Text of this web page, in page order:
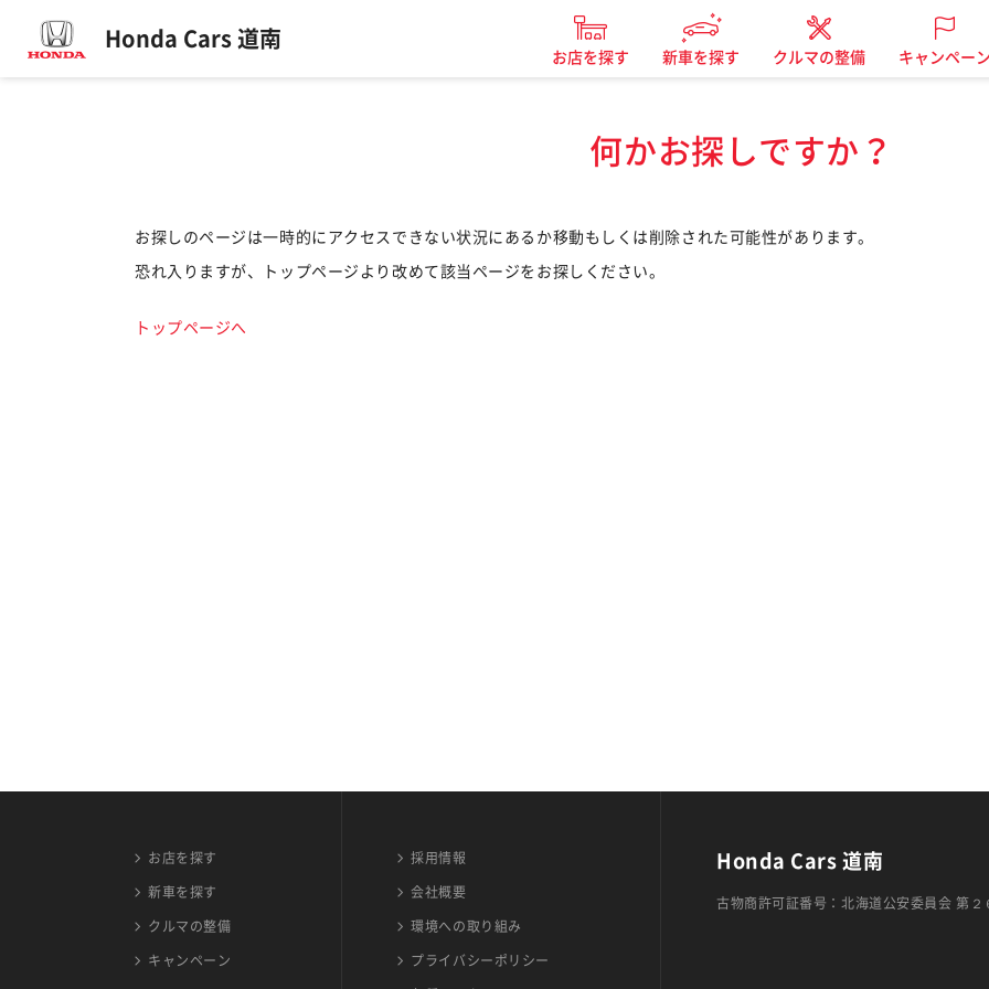
Honda Cars 道南
お店を探す 新車を探す クルマの整備 キャンペー
何かお探しですか？
お探しのページは一時的にアクセスできない状況にあるか移動もしくは削除された可能性があります。
恐れ入りますが、トップページより改めて該当ページをお探しください。
トップページへ
お店を探す
新車を探す
クルマの整備
キャンペーン
採用情報
会社概要
環境への取り組み
プライバシーポリシー
Honda Cars 道南
古物商許可証番号：北海道公安委員会 第２